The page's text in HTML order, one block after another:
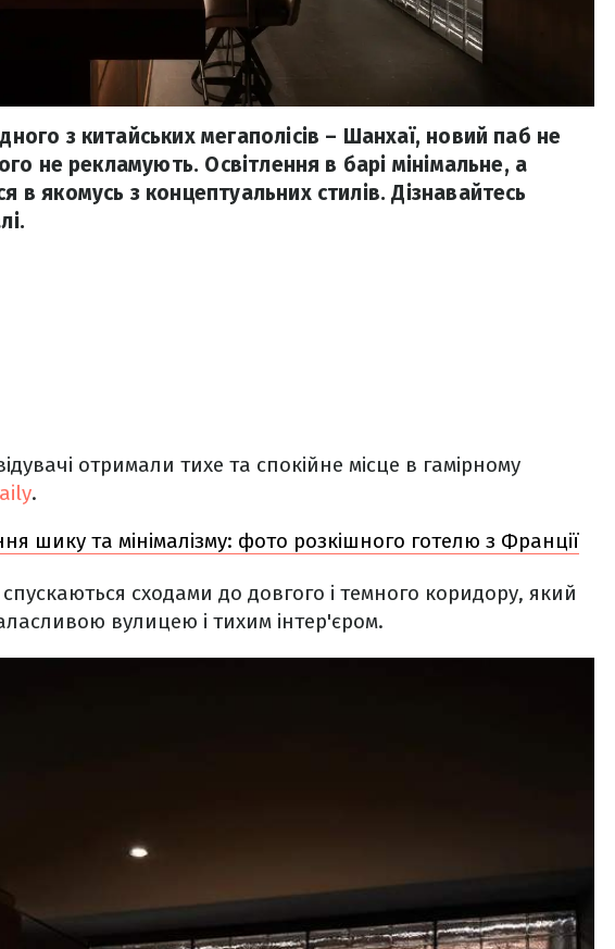
з китайських мегаполісів – Шанхаї, новий паб не
не рекламують. Освітлення в барі мінімальне, а
якомусь з концептуальних стилів. Дізнавайтесь
отримали тихе та спокійне місце в гамірному
.
шику та мінімалізму: фото розкішного готелю з Франції
сходами до довгого і темного коридору, який
вулицею і тихим інтер'єром.